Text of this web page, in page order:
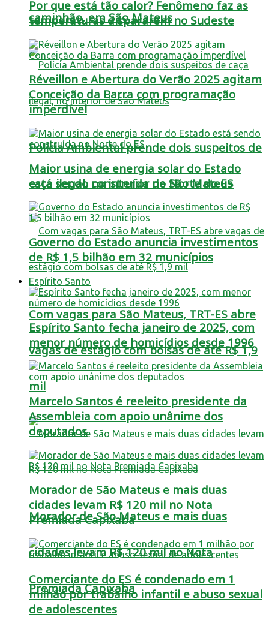
caminhão, em São Mateus
Polícia Ambiental prende dois suspeitos de
caça ilegal, no interior de São Mateus
Com vagas para São Mateus, TRT-ES abre
vagas de estágio com bolsas de até R$ 1,9
mil
Morador de São Mateus e mais duas
cidades levam R$ 120 mil no Nota
Premiada Capixaba
Por que está tão calor? Fenômeno faz as
temperaturas dispararem no Sudeste
Réveillon e Abertura do Verão 2025 agitam
Conceição da Barra com programação
imperdível
Maior usina de energia solar do Estado
está sendo construída no Norte do ES
Governo do Estado anuncia investimentos
de R$ 1,5 bilhão em 32 municípios
Espírito Santo
Espírito Santo fecha janeiro de 2025, com
menor número de homicídios desde 1996
Marcelo Santos é reeleito presidente da
Assembleia com apoio unânime dos
deputados
Morador de São Mateus e mais duas
cidades levam R$ 120 mil no Nota
Premiada Capixaba
Comerciante do ES é condenado em 1
milhão por trabalho infantil e abuso sexual
de adolescentes